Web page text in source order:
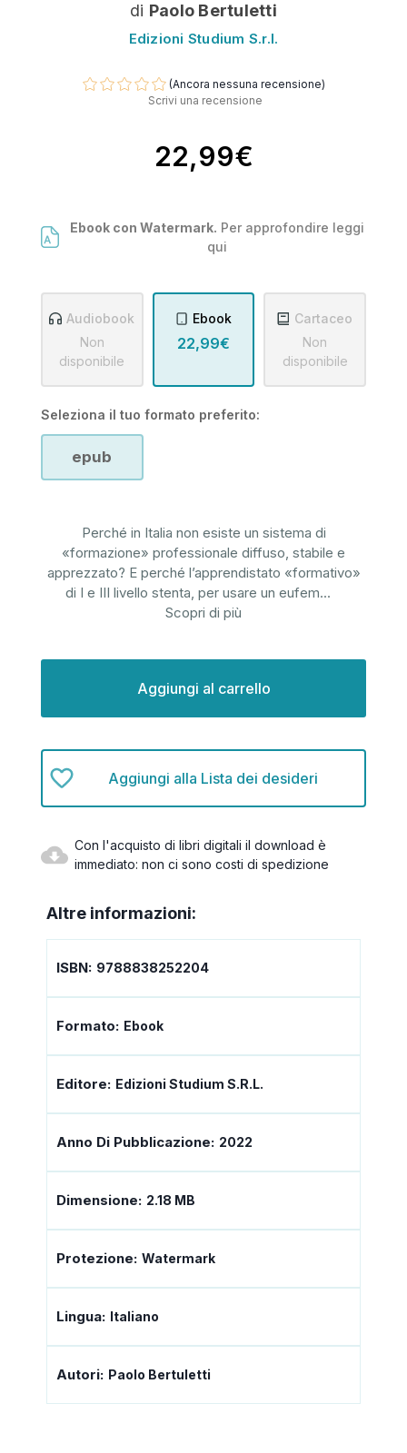
di Paolo Bertuletti
Edizioni Studium S.r.l.
(Ancora nessuna recensione)
Scrivi una recensione
22,99€
Ebook con Watermark. Per approfondire leggi
qui
Audiobook
Non
disponibile
Ebook
22,99€
Cartaceo
Non
disponibile
Seleziona il tuo formato preferito:
epub
Perché in Italia non esiste un sistema di
«formazione» professionale diffuso, stabile e
apprezzato? E perché l’apprendistato «formativo»
di I e III livello stenta, per usare un eufem...
Scopri di più
Aggiungi alla Lista dei desideri
Con l'acquisto di libri digitali il download è
immediato: non ci sono costi di spedizione
Altre informazioni:
ISBN: 9788838252204
Formato: Ebook
Editore: Edizioni Studium S.r.l.
Anno Di Pubblicazione: 2022
Dimensione: 2.18 MB
Protezione: Watermark
Lingua: Italiano
Autori: Paolo Bertuletti